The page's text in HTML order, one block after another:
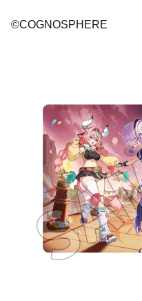
©COGNOSPHERE